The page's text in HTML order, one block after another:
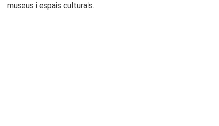
museus i espais culturals.